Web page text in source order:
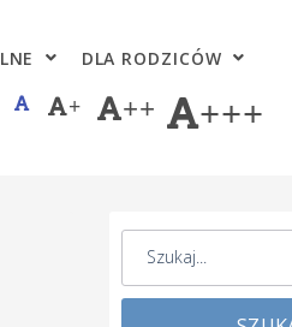
DLA RODZICÓW
+ ++ +++